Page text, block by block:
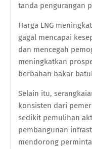
tanda pengurangan
Harga LNG
gagal mencapai
dan mencegah
meningkatkan
berbahan bakar
Selain itu,
konsisten dari
sedikit pemulihan
pembangunan
mendorong